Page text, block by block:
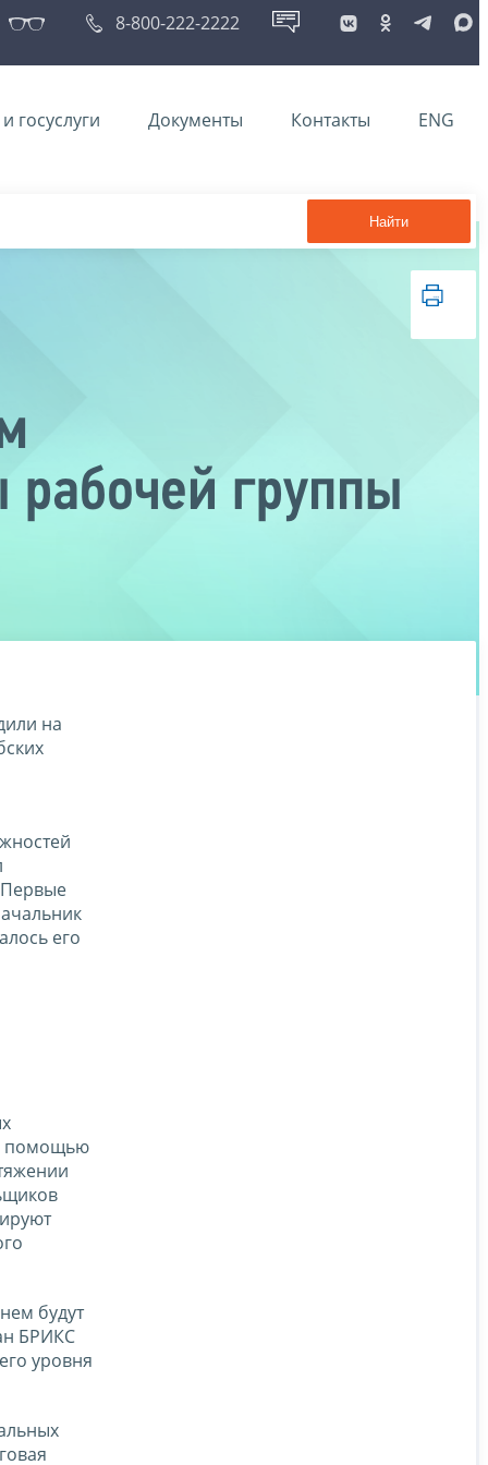
8-800-222-2222
госуслуги Документы Контакты ENG
Найти
группы
на
Первые
его
помощью
будут
БРИКС
уровня